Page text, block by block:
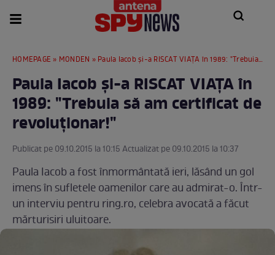
HOMEPAGE » MONDEN » Paula Iacob și-a RISCAT VIAŢA în 1989: "Trebuia să am certificat de revoluționar!"
Paula Iacob și-a RISCAT VIAŢA în
1989: "Trebuia să am certificat de
revoluționar!"
Publicat pe 09.10.2015 la 10:15 Actualizat pe 09.10.2015 la 10:37
Paula Iacob a fost înmormântată ieri, lăsând un gol
imens în sufletele oamenilor care au admirat-o. Într-
un interviu pentru ring.ro, celebra avocată a făcut
mărturisiri uluitoare.